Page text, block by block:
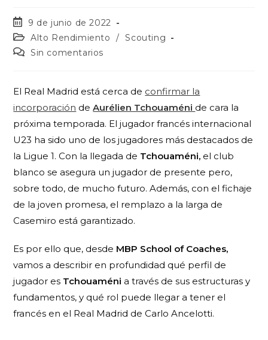
9 de junio de 2022
Alto Rendimiento
/ Scouting
Sin comentarios
El Real Madrid está cerca de confirmar la
incorporación deAurélien Tchouaméni de cara la
próxima temporada. El jugador francés internacional
U23 ha sido uno de los jugadores más destacados de
la Ligue 1. Con la llegada de Tchouaméni, el club
blanco se asegura un jugador de presente pero,
sobre todo, de mucho futuro. Además, con el fichaje
de la joven promesa, el remplazo a la larga de
Casemiro está garantizado.
Es por ello que, desde MBP School of Coaches,
vamos a describir en profundidad qué perfil de
jugador es Tchouaméni a través de sus estructuras y
fundamentos, y qué rol puede llegar a tener el
francés en el Real Madrid de Carlo Ancelotti.